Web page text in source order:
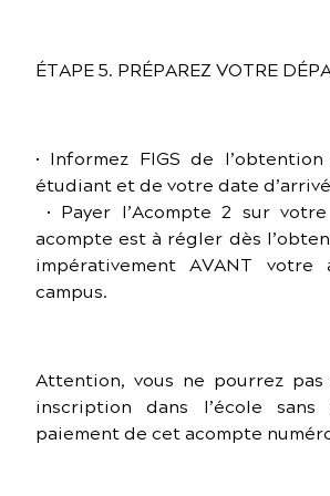
ÉTAPE 5. PRÉPAREZ VOTRE
• Informez FIGS de
étudiant et de votre date
• Payer l’Acompte 2 sur
acompte est à régler dès
impérativement AVANT
campus.
Attention, vous ne pourrez
inscription dans l’école
paiement de cet acompte